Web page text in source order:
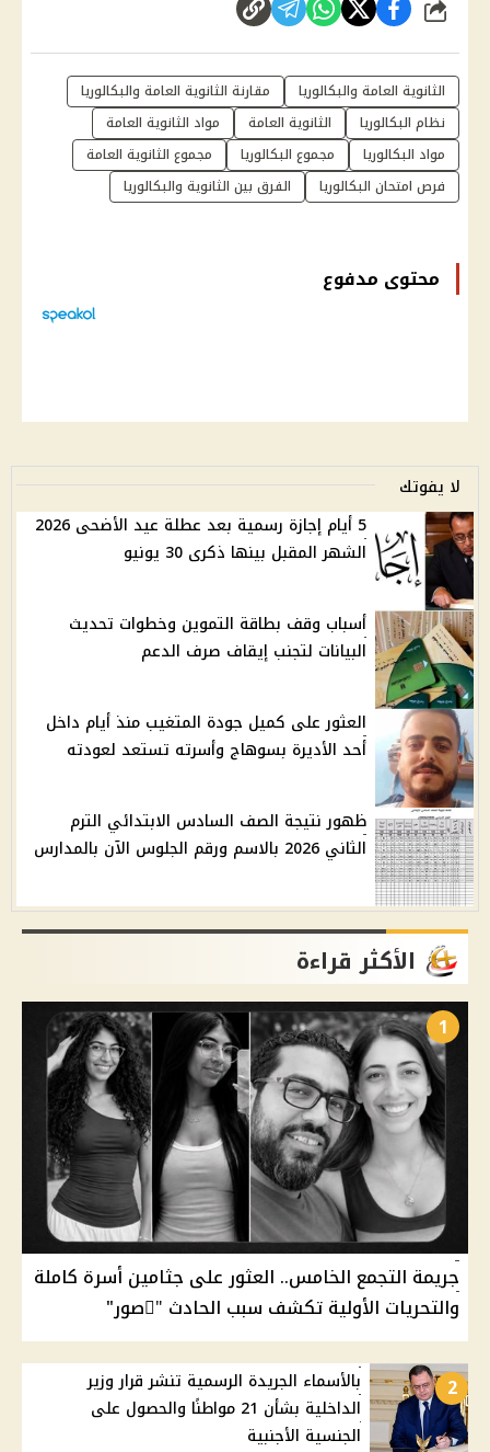
شارك
الثانوية العامة والبكالوريا
مقارنة الثانوية العامة والبكالوريا
نظام البكالوريا
الثانوية العامة
مواد الثانوية العامة
مواد البكالوريا
مجموع البكالوريا
مجموع الثانوية العامة
فرص امتحان البكالوريا
الفرق بين الثانوية والبكالوريا
محتوى مدفوع
لا يفوتك
5 أيام إجازة رسمية بعد عطلة عيد الأضحى 2026
الشهر المقبل بينها ذكرى 30 يونيو
أسباب وقف بطاقة التموين وخطوات تحديث
البيانات لتجنب إيقاف صرف الدعم
العثور على كميل جودة المتغيب منذ أيام داخل
أحد الأديرة بسوهاج وأسرته تستعد لعودته
ظهور نتيجة الصف السادس الابتدائي الترم
الثاني 2026 بالاسم ورقم الجلوس الآن بالمدارس
الأكثر قراءة
1
جريمة التجمع الخامس.. العثور على جثامين أسرة كاملة
والتحريات الأولية تكشف سبب الحادث "ًصور"
2
بالأسماء الجريدة الرسمية تنشر قرار وزير
الداخلية بشأن 21 مواطنًا والحصول على
الجنسية الأجنبية